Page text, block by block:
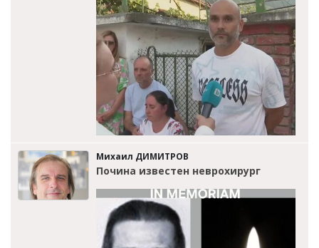
Михаил ДИМИТРОВ
Почина известен неврохирург